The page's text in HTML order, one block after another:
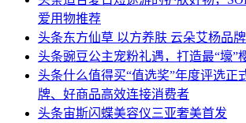
爱用物推荐
头条东方仙草 以方养肤 云朵艾杨品
头条豌豆公主宠粉礼遇，打造最“壕”
头条什么值得买“值选奖”年度评选正
牌、好商品高效连接消费者
头条宙斯闪蝶美容仪三亚奢美首发